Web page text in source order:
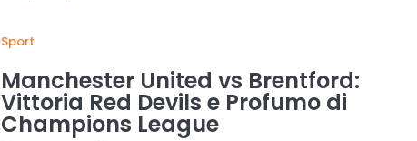
Sport
Manchester United vs Brentford:
Vittoria Red Devils e Profumo di
Champions League